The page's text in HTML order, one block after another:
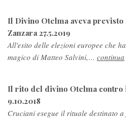
Il Divino Otelma aveva
Zanzara 27.5.2019
All'esito delle elezioni europee che
magico di Matteo Salvini,… continua
Il rito del divino Otelma contro
9.10.2018
Cruciani esegue il rituale destinato